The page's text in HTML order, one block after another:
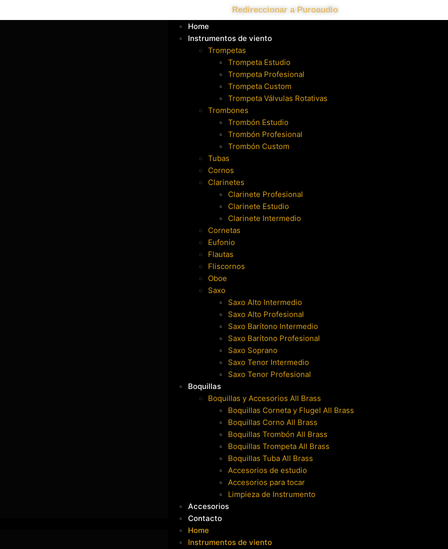
Redireccionar a Puroaudio
Home
Instrumentos de viento
Trompetas
Trompeta Estudio
Trompeta Profesional
Trompeta Custom
Trompeta Válvulas Rotativas
Trombones
Trombón Estudio
Trombón Profesional
Trombón Custom
Tubas
Cornos
Clarinetes
Clarinete Profesional
Clarinete Estudio
Clarinete Intermedio
Cornetas
Eufonio
Flautas
Fliscornos
Oboe
Saxo
Saxo Alto Intermedio
Saxo Alto Profesional
Saxo Barítono Intermedio
Saxo Barítono Profesional
Saxo Soprano
Saxo Tenor Intermedio
Saxo Tenor Profesional
Boquillas
Boquillas y Accesorios All Brass
Boquillas Corneta y Flugel All Brass
Boquillas Corno All Brass
Boquillas Trombón All Brass
Boquillas Trompeta All Brass
Boquillas Tuba All Brass
Accesorios de estudio
Accesorios para tocar
Limpieza de Instrumento
Accesorios
Contacto
Home
Instrumentos de viento